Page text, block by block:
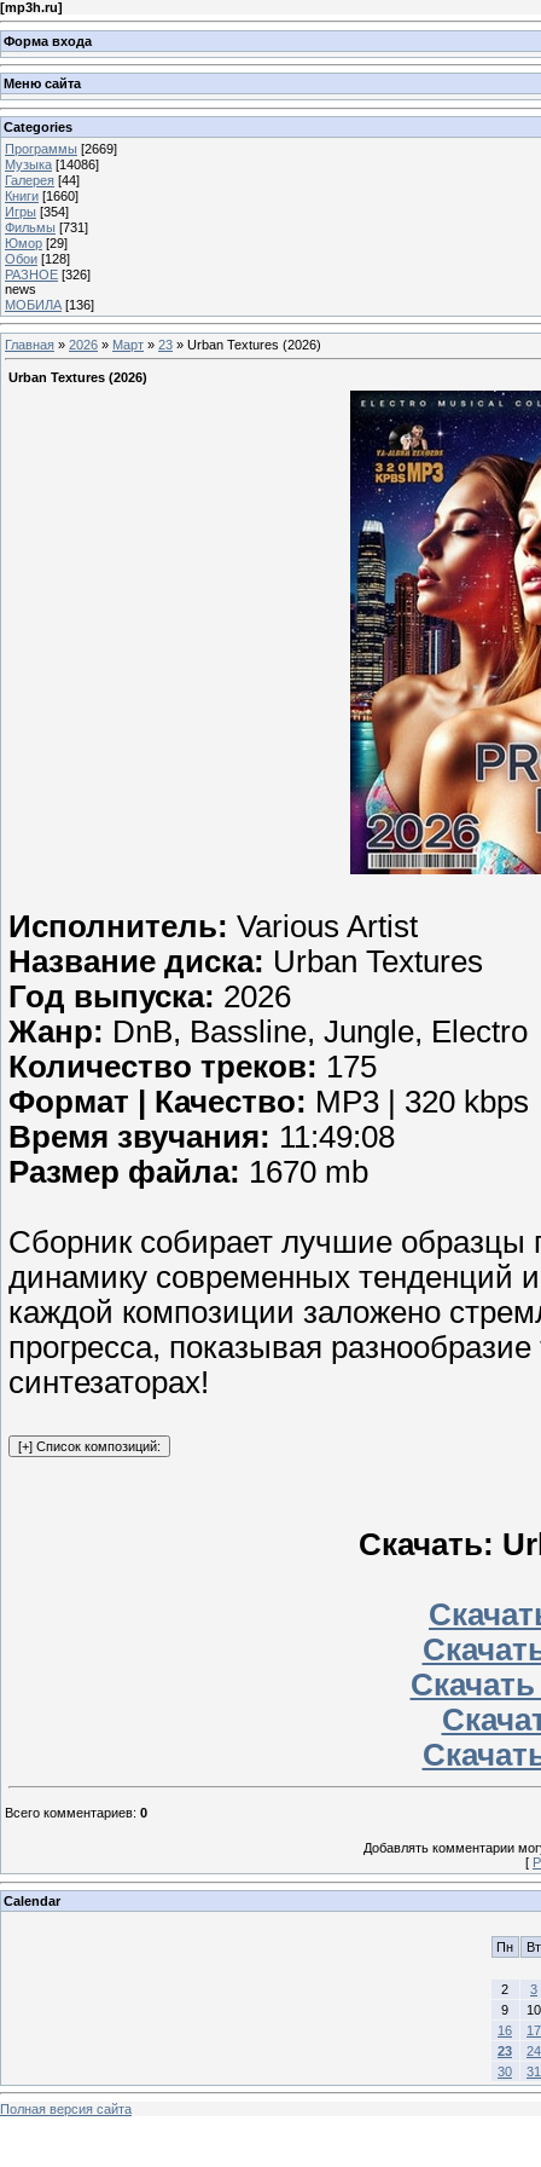
[mp3h.ru]
Форма входа
Меню сайта
Categories
Программы [2669]
Музыка [14086]
Галерея [44]
Книги [1660]
Игры [354]
Фильмы [731]
Юмор [29]
Обои [128]
РАЗНОЕ [326]
news
МОБИЛА [136]
Главная » 2026 » Март » 23 » Urban Textures (2026)
Urban Textures (2026)
Исполнитель: Various Artist
Название диска: Urban Textures
Год выпуска: 2026
Жанр: DnB, Bassline, Jungle, Electro
Количество треков: 175
Формат | Качество: MP3 | 320 kbps
Время звучания: 11:49:08
Размер файла: 1670 mb
Сборник собирает лучшие образцы
динамику современных тенденций
каждой композиции заложено
прогресса, показывая
синтезаторах!
Скачать:
Всего комментариев: 0
Добавлять комментарии
[
Calendar
Пн Вт
2
3
9
10
16
17
23
24
30
31
Полная версия сайта